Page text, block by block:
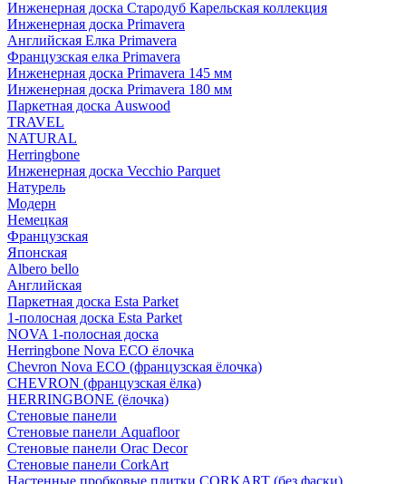
Инженерная доска Стародуб Карельская коллекция
Инженерная доска Primavera
Английская Елка Primavera
Французская елка Primavera
Инженерная доска Primavera 145 мм
Инженерная доска Primavera 180 мм
Паркетная доска Auswood
TRAVEL
NATURAL
Herringbone
Инженерная доска Vecchio Parquet
Натурель
Модерн
Немецкая
Французская
Японская
Albero bello
Английская
Паркетная доска Esta Parket
1-полосная доска Esta Parket
NOVA 1-полосная доска
Herringbone Nova ECO ёлочка
Chevron Nova ECO (французская ёлочка)
CHEVRON (французская ёлка)
HERRINGBONE (ёлочка)
Стеновые панели
Стеновые панели Aquafloor
Стеновые панели Orac Decor
Стеновые панели CorkArt
Настенные пробковые плитки CORKART (без фаски)